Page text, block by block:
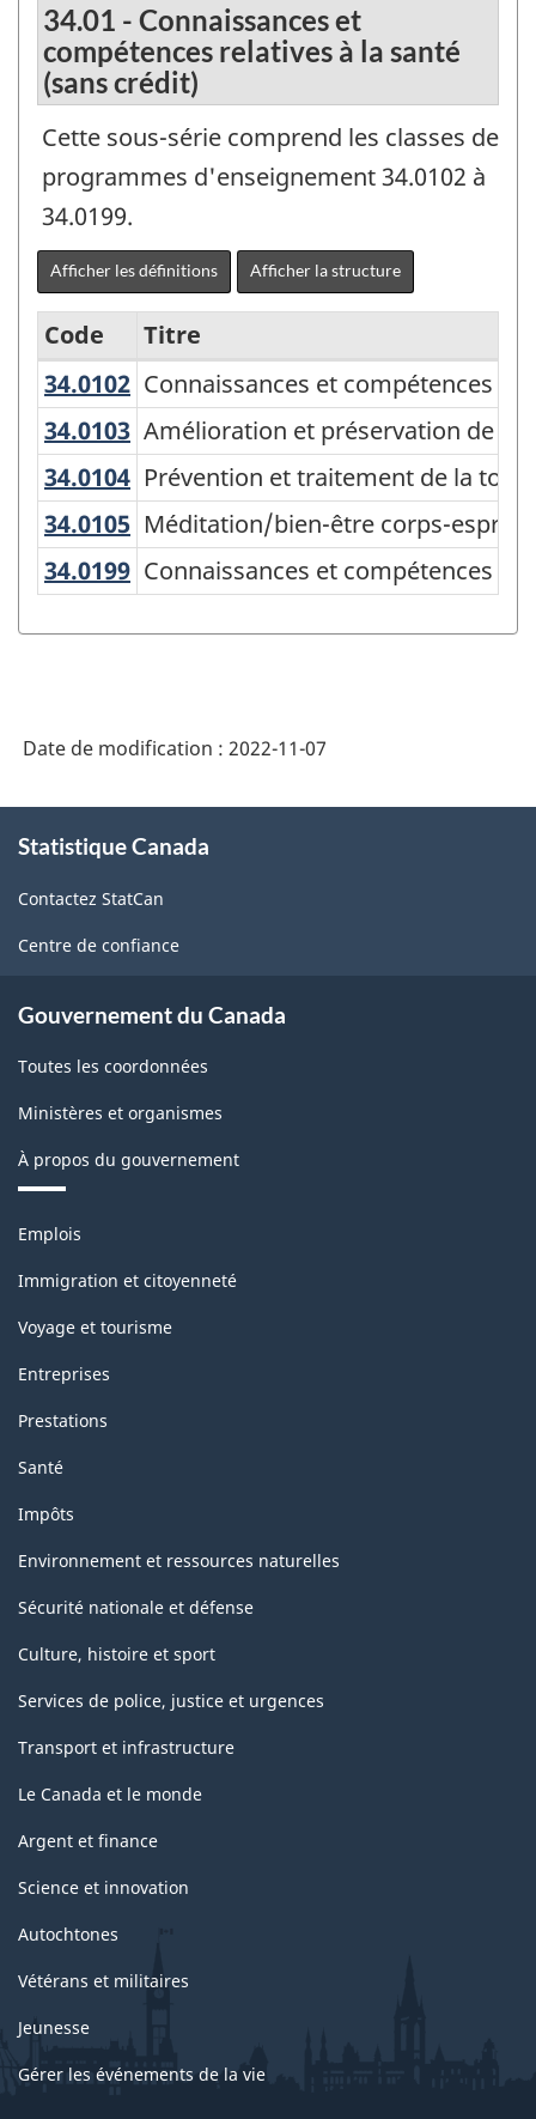
34.01 - Connaissances et
compétences relatives à la santé
(sans crédit)
Cette sous-série comprend les classes de
programmes d'enseignement 34.0102 à
34.0199.
Afficher les définitions Afficher la structure
Variante
de
la
Classification
des
programmes
d'enseignement
2021
pour
regroupements
principaux
-
Structure
de
classification
Code
Titre
34.0102 Connaissances et compétences
Connaissances et compétences
34.0103 Amélioration et préservation de
Amélioration et préservation de la
34.0104 Prévention et traitement de la
Prévention et traitement de la
34.0105 Méditation/bien-être corps-
Méditation/bien-être corps-esprit
34.0199 Connaissances et compétences
Connaissances et compétences
Date de modification : 2022-11-07
propos
ce
site
Statistique Canada
Contactez StatCan
Centre de confiance
Gouvernement du Canada
Toutes les coordonnées
Ministères et organismes
À propos du gouvernement
Thèmes
sujets
Emplois
Immigration et citoyenneté
Voyage et tourisme
Entreprises
Prestations
Santé
Impôts
Environnement et ressources naturelles
Sécurité nationale et défense
Culture, histoire et sport
Services de police, justice et urgences
Transport et infrastructure
Le Canada et le monde
Argent et finance
Science et innovation
Autochtones
Vétérans et militaires
Jeunesse
Gérer les événements de la vie